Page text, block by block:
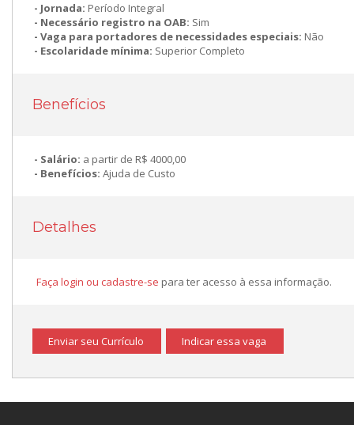
Jornada: Período Integral
Necessário registro na OAB: Sim
Vaga para portadores de necessidades especiais: Não
Escolaridade mínima: Superior Completo
Benefícios
Salário: a partir de R$ 4000,00
Benefícios: Ajuda de Custo
Detalhes
Faça login ou cadastre-se para ter acesso à essa informação.
Enviar seu Currículo Indicar essa vaga